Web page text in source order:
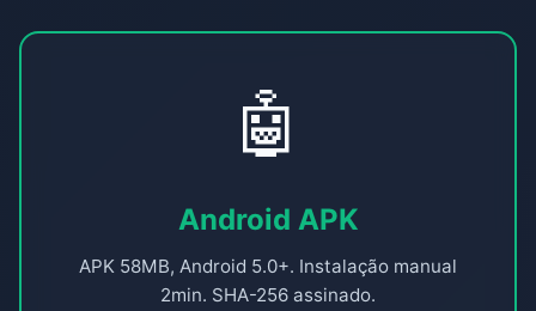
🤖
Android APK
APK 58MB, Android 5.0+. Instalação manual
2min. SHA-256 assinado.